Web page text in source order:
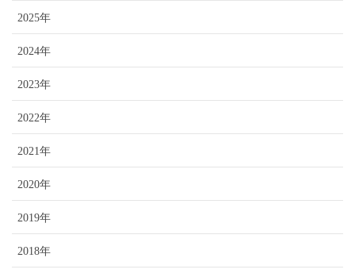
2025年
2024年
2023年
2022年
2021年
2020年
2019年
2018年